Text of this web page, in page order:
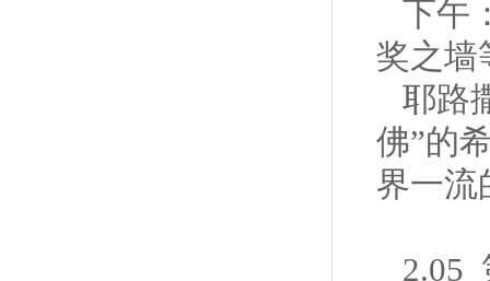
下午
奖之墙
耶路
佛”的
界一流
2.05